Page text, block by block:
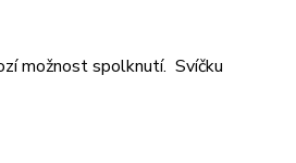
možnost spolknutí. Svíčku